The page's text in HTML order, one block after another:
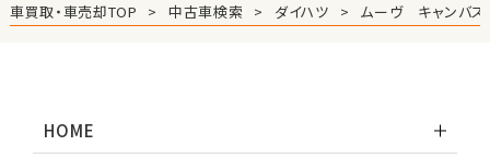
車買取・車売却TOP 中古車検索 ダイハツ ムーヴ キャンバス
HOME